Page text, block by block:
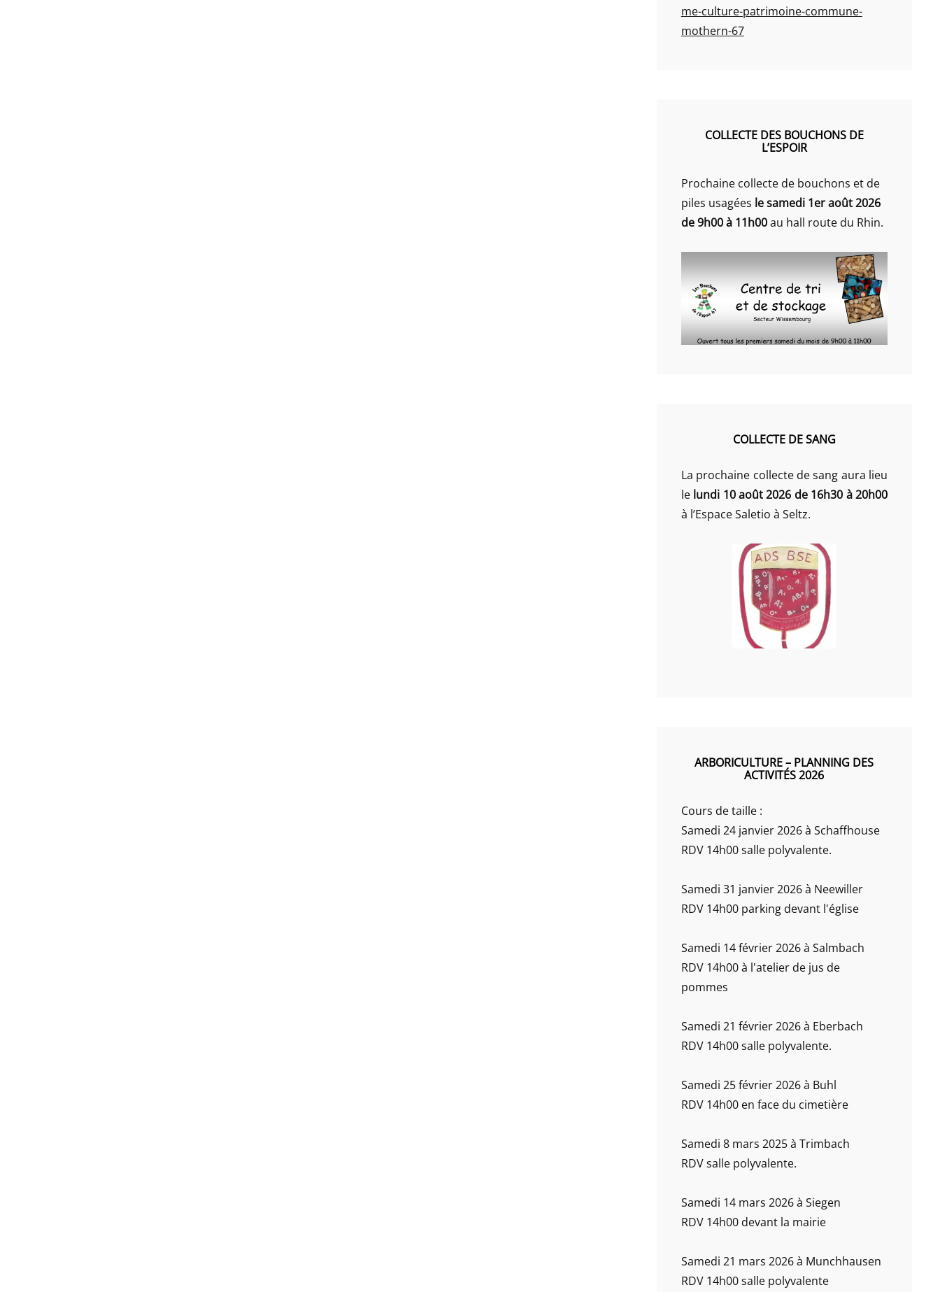
me-culture-patrimoine-commune-
mothern-67
COLLECTE DES BOUCHONS DE
L’ESPOIR
Prochaine collecte de bouchons et de
piles usagées le samedi 1er août 2026
de 9h00 à 11h00au hall route du Rhin.
COLLECTE DE SANG
La prochaine collecte de sang aura lieu
le lundi 10 août 2026 de 16h30 à 20h00
à l’Espace Saletio à Seltz.
ARBORICULTURE – PLANNING DES
ACTIVITÉS 2026
Cours de taille :
Samedi 24 janvier 2026 à Schaffhouse
RDV 14h00 salle polyvalente.
Samedi 31 janvier 2026 à Neewiller
RDV 14h00 parking devant l'église
Samedi 14 février 2026 à Salmbach
RDV 14h00 à l'atelier de jus de
pommes
Samedi 21 février 2026 à Eberbach
RDV 14h00 salle polyvalente.
Samedi 25 février 2026 à Buhl
RDV 14h00 en face du cimetière
Samedi 8 mars 2025 à Trimbach
RDV salle polyvalente.
Samedi 14 mars 2026 à Siegen
RDV 14h00 devant la mairie
Samedi 21 mars 2026 à Munchhausen
RDV 14h00 salle polyvalente